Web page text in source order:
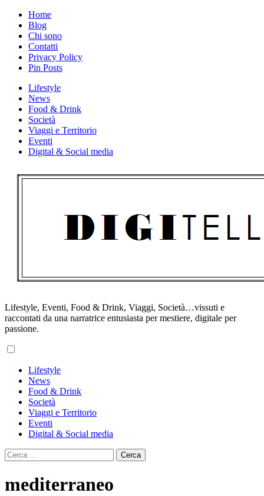
Skip
content
Home
Blog
Chi sono
Contatti
Privacy Policy
Pin Posts
Lifestyle
News
Food & Drink
Società
Viaggi e Territorio
Eventi
Digital & Social media
Lifestyle, Eventi, Food & Drink, Viaggi, Società…vissuti e
raccontati da una narratrice entusiasta per mestiere, digitale per
passione.
Menu
Lifestyle
News
Food & Drink
Società
Viaggi e Territorio
Eventi
Digital & Social media
Ricerca
per:
mediterraneo